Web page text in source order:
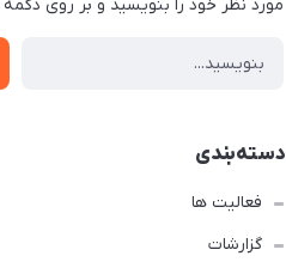
مورد نظر خود را بنویسید و بر روی
دسته‌بندی
فعالیت ها
گزارشات